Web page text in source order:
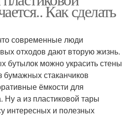
Как сделать
современные люди
отходов дают вторую жизнь.
бутылок можно украсить стены
бумажных стаканчиков
ёмкости для
а из пластиковой тары
интересных и полезных